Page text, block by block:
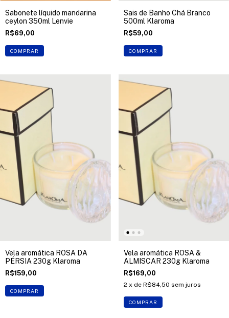
Sabonete líquido mandarina
ceylon 350ml Lenvie
R$69,00
COMPRAR
Sais de Banho Chá Branco
500ml Klaroma
R$59,00
COMPRAR
Vela aromática ROSA DA
PÉRSIA 230g Klaroma
R$159,00
COMPRAR
Vela aromática ROSA &
ALMISCAR 230g Klaroma
R$169,00
2 x de R$84,50 sem juros
COMPRAR